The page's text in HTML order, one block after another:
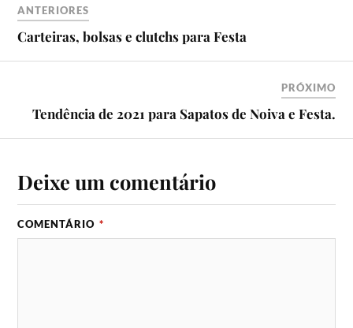
ANTERIORES
Carteiras, bolsas e clutchs para Festa
PRÓXIMO
Tendência de 2021 para Sapatos de Noiva e Festa.
Deixe um comentário
COMENTÁRIO *